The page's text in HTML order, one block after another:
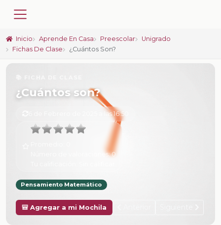
Inicio Aprende En Casa Preescolar
Unigrado
Fichas De Clase
¿Cuántos Son?
¿Cuántos son?
6 de Febrero de 2025 a las 16:50
Número de valoraciones:0
Pensamiento Matemático
🎒 Agregar a mi Mochila